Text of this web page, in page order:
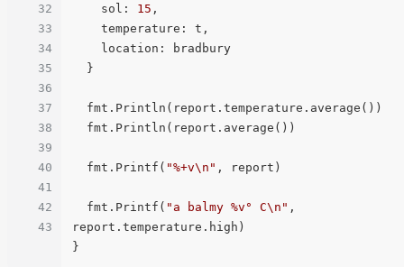
32
33
34
35
36
37
38
39
40
41
42
43
    sol:
15 ,
  fmt.Printf(
"%+v\n" , report)
  fmt.Printf(
"a balmy %v° C\n" ,
report.temperature.high)